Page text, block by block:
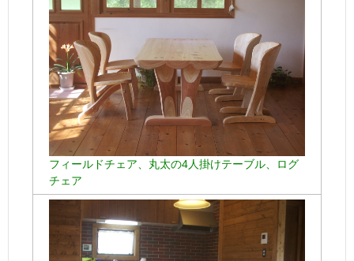
フィールドチェア、丸太の4人掛けテーブル、ログ
チェア